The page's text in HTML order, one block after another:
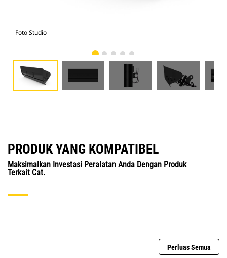
Foto Studio
PRODUK YANG KOMPATIBEL
Maksimalkan Investasi Peralatan Anda Dengan Produk
Terkait Cat.
Perluas Semua